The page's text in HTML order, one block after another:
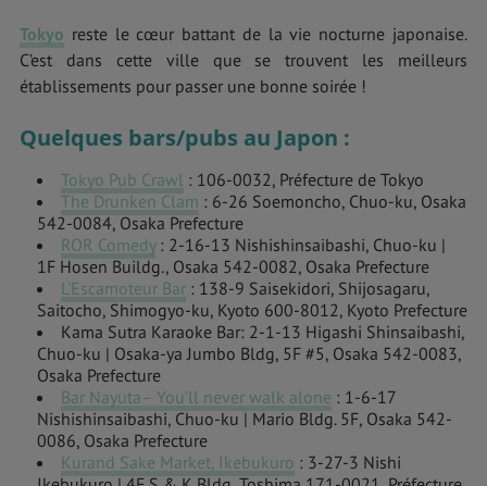
Tokyo reste le cœur battant de la vie nocturne japonaise.
C’est dans cette ville que se trouvent les meilleurs
établissements pour passer une bonne soirée !
Quelques bars/pubs au Japon :
Tokyo Pub Crawl : 106-0032, Préfecture de Tokyo
The Drunken Clam : 6-26 Soemoncho, Chuo-ku, Osaka
542-0084, Osaka Prefecture
ROR Comedy: 2-16-13 Nishishinsaibashi, Chuo-ku |
1F Hosen Buildg., Osaka 542-0082, Osaka Prefecture
L'Escamoteur Bar : 138-9 Saisekidori, Shijosagaru,
Saitocho, Shimogyo-ku, Kyoto 600-8012, Kyoto Prefecture
Kama Sutra Karaoke Bar: 2-1-13 Higashi Shinsaibashi,
Chuo-ku | Osaka-ya Jumbo Bldg, 5F #5, Osaka 542-0083,
Osaka Prefecture
Bar Nayuta– You’ll never walk alone : 1-6-17
Nishishinsaibashi, Chuo-ku | Mario Bldg. 5F, Osaka 542-
0086, Osaka Prefecture
Kurand Sake Market, Ikebukuro : 3-27-3 Nishi